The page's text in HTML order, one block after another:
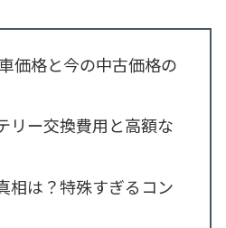
価格と今の中古価格の
リー交換費用と高額な
相は？特殊すぎるコン